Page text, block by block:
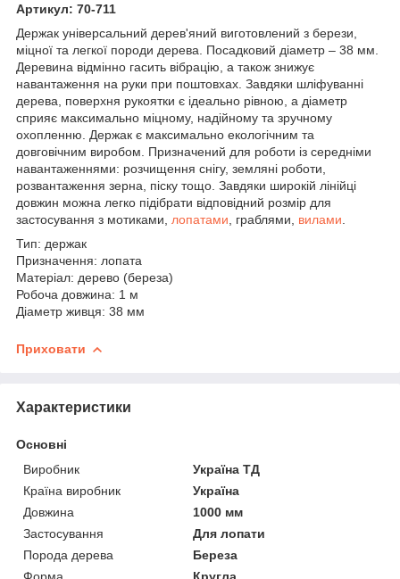
Артикул: 70-711
Держак універсальний дерев'яний виготовлений з берези,
міцної та легкої породи дерева. Посадковий діаметр – 38 мм.
Деревина відмінно гасить вібрацію, а також знижує
навантаження на руки при поштовхах. Завдяки шліфуванні
дерева, поверхня рукоятки є ідеально рівною, а діаметр
сприяє максимально міцному, надійному та зручному
охопленню. Держак є максимально екологічним та
довговічним виробом. Призначений для роботи із середніми
навантаженнями: розчищення снігу, земляні роботи,
розвантаження зерна, піску тощо. Завдяки широкій лінійці
довжин можна легко підібрати відповідний розмір для
застосування з мотиками, лопатами , граблями, вилами
Тип: держак
Призначення: лопата
Матеріал: дерево (береза)
Робоча довжина: 1 м
Діаметр живця: 38 мм
Приховати
Характеристики
Основні
Виробник
Україна ТД
Країна виробник
Україна
Довжина
1000 мм
Застосування
Для лопати
Порода дерева
Береза
Форма
Кругла